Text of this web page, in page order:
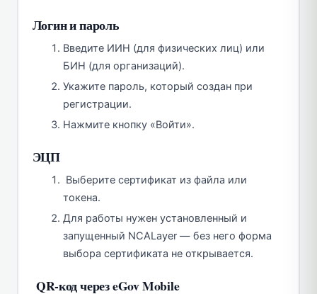
Логин и пароль
Введите ИИН (для физических лиц) или
БИН (для организаций).
Укажите пароль, который создан при
регистрации.
Нажмите кнопку «Войти».
ЭЦП
Выберите сертификат из файла или
токена.
Для работы нужен установленный и
запущенный NCALayer — без него форма
выбора сертификата не открывается.
QR-код через eGov Mobile